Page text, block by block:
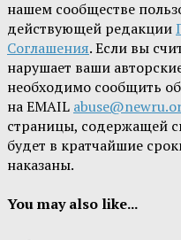
нашем сообществе
действующей редакции
Соглашения. Если вы
нарушает ваши
необходимо сообщить
на EMAIL
страницы, содержащей
будет в кратчайшие
наказаны.
You may also like...